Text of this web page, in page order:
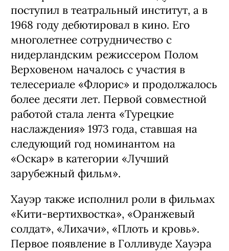
поступил в театральный институт, а в
1968 году дебютировал в кино. Его
многолетнее сотрудничество с
нидерландским режиссером Полом
Верховеном началось с участия в
телесериале «Флорис» и продолжалось
более десяти лет. Первой совместной
работой стала лента «Турецкие
наслаждения» 1973 года, ставшая на
следующий год номинантом на
«Оскар» в категории «Лучший
зарубежный фильм».
Хауэр также исполнил роли в фильмах
«Кити-вертихвостка», «Оранжевый
солдат», «Лихачи», «Плоть и кровь».
Первое появление в Голливуде Хауэра